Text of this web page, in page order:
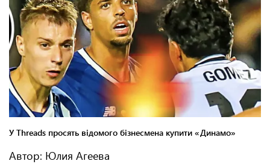
Автор: Юлия Агеева